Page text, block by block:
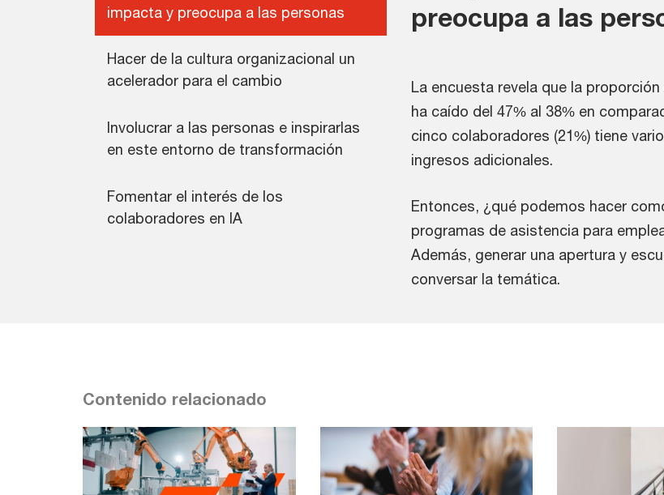
impacta y preocupa a las personas
Hacer de la cultura organizacional un
acelerador para el cambio
Involucrar a las personas e inspirarlas
en este entorno de transformación
Fomentar el interés de los
colaboradores en IA
preocupa a las
La encuesta revela que la
ha caído del 47% al 38% en
cinco colaboradores (21%) tiene
ingresos adicionales.
Entonces, ¿qué podemos hacer
programas de asistencia para
Además, generar una apertura y
conversar la temática.
Contenido relacionado